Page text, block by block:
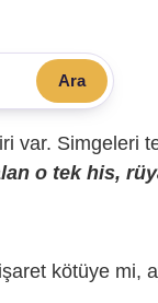
Ara
var. Simgeleri
o tek his,
kötüye mi,